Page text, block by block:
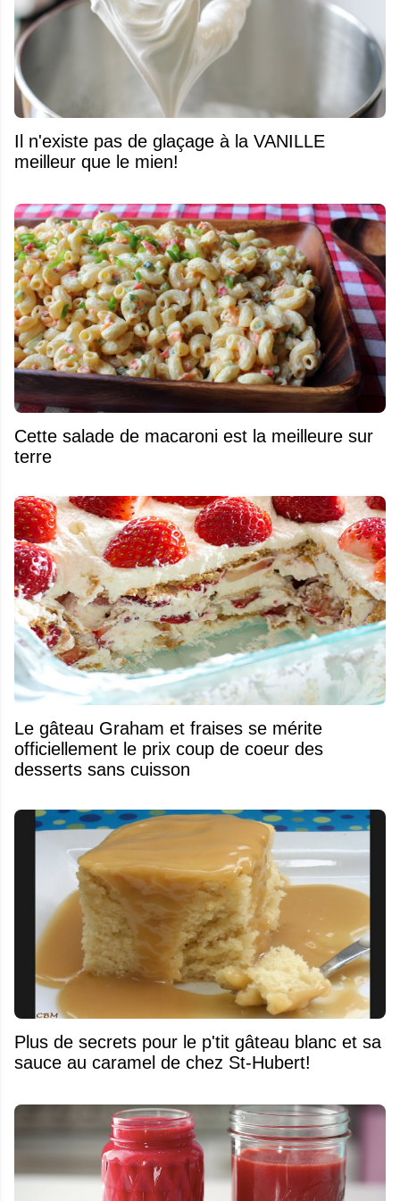
Il n'existe pas de glaçage à la VANILLE
meilleur que le mien!
Cette salade de macaroni est la meilleure sur
terre
Le gâteau Graham et fraises se mérite
officiellement le prix coup de coeur des
desserts sans cuisson
Plus de secrets pour le p'tit gâteau blanc et sa
sauce au caramel de chez St-Hubert!